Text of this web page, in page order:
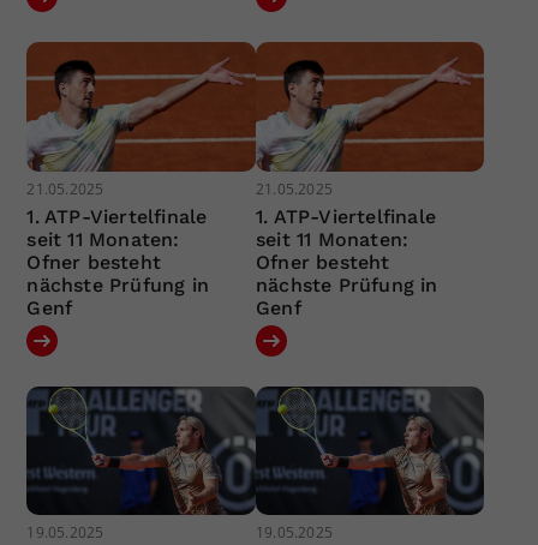
21.05.2025
1. ATP-Viertelfinale
seit 11 Monaten:
Ofner besteht
nächste Prüfung in
Genf
21.05.2025
1. ATP-Viertelfinale
seit 11 Monaten:
Ofner besteht
nächste Prüfung in
Genf
19.05.2025 19.05.2025